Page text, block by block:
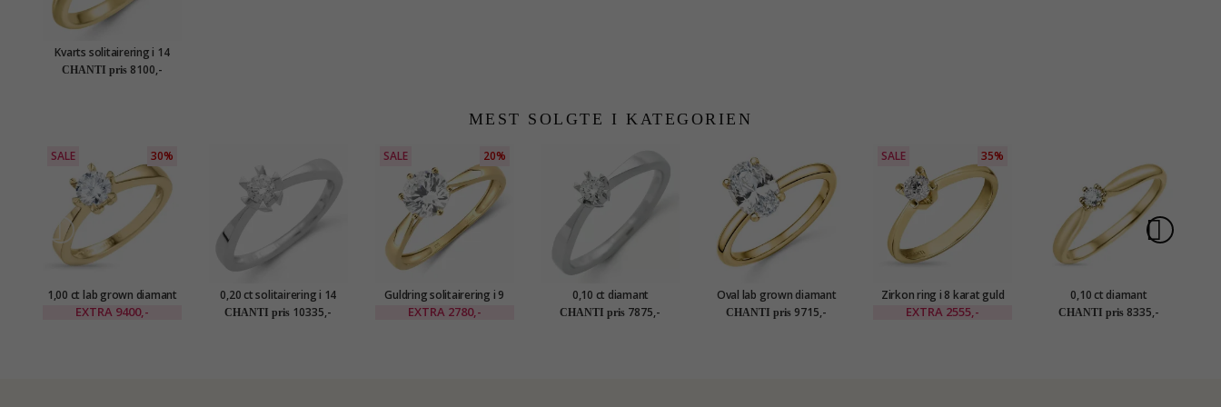
Kvarts solitairering i 14
karat guld 0,95 ct
CHANTI pris 8100,-
MEST SOLGTE I KATEGORIEN
SALE 30%
1,00 ct lab grown diamant
ring i 14 karat guld 1,00 ct
EXTRA 9400,-
0,20 ct solitairering i 14
karat hvidguld 0,20 ct
CHANTI pris 10335,-
SALE 20%
Guldring solitairering i 9
karat guld - Gold Collection
EXTRA 2780,-
0,10 ct diamant
solitairering i 14 karat
hvidguld 0,10 ct
CHANTI pris 7875,-
Oval lab grown diamant
solitairering i 14 karat guld
1,0 ct
CHANTI pris 9715,-
SALE 35%
Zirkon ring i 8 karat guld
EXTRA 2555,-
0,10 ct diamant
solitairering i 14 karat guld
0,10 ct
CHANTI pris 8335,-